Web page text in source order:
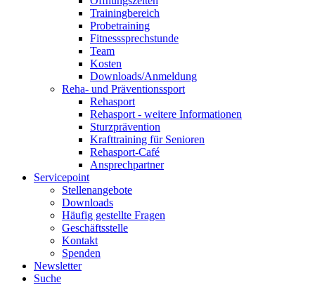
Trainingbereich
Probetraining
Fitnesssprechstunde
Team
Kosten
Downloads/Anmeldung
Reha- und Präventionssport
Rehasport
Rehasport - weitere Informationen
Sturzprävention
Krafttraining für Senioren
Rehasport-Café
Ansprechpartner
Servicepoint
Stellenangebote
Downloads
Häufig gestellte Fragen
Geschäftsstelle
Kontakt
Spenden
Newsletter
Suche